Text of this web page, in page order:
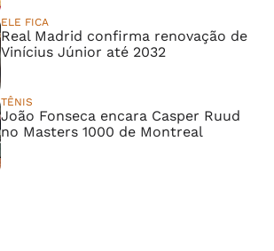
ELE FICA
Real Madrid confirma renovação de
Vinícius Júnior até 2032
TÊNIS
João Fonseca encara Casper Ruud
no Masters 1000 de Montreal